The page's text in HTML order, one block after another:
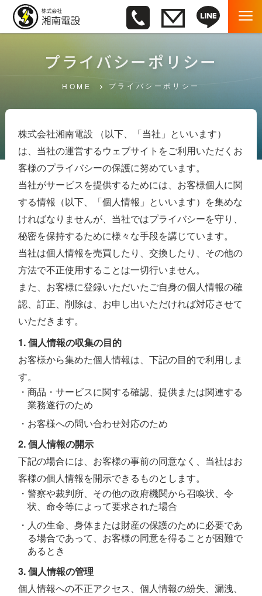
プライバシーポリシー
HOME プライバシーポリシー
株式会社湘南電設 （以下、「当社」といいます）
は、当社の運営するウェブサイトをご利用いただくお
客様のプライバシーの保護に努めています。
当社がサービスを提供するためには、お客様個人に関
する情報（以下、「個人情報」といいます）を集めな
ければなりませんが、当社ではプライバシーを守り、
秘密を保持するために様々な手段を講じています。
当社は個人情報を売買したり、交換したり、その他の
方法で不正使用することは一切行いません。
また、お客様に登録いただいたご自身の個人情報の確
認、訂正、削除は、お申し出いただければ対応させて
いただきます。
1. 個人情報の収集の目的
お客様から集めた個人情報は、下記の目的で利用しま
す。
・商品・サービスに関する確認、提供または関連する
業務遂行のため
・お客様への問い合わせ対応のため
2. 個人情報の開示
下記の場合には、お客様の事前の同意なく、当社はお
客様の個人情報を開示できるものとします。
・警察や裁判所、その他の政府機関から召喚状、令
状、命令等によって要求された場合
・人の生命、身体または財産の保護のために必要であ
る場合であって、お客様の同意を得ることが困難で
あるとき
3. 個人情報の管理
個人情報への不正アクセス、個人情報の紛失、漏洩、